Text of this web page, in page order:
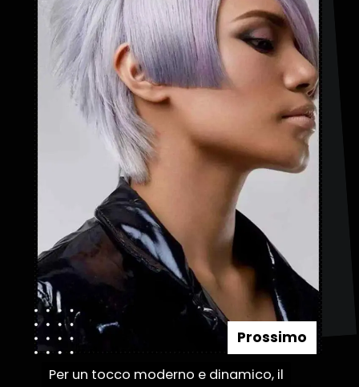
Per un tocco moderno e dinamico, il
Per un tocco moderno e dinamico, il
Prossimo